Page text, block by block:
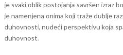
je svaki oblik postojanja savršen izraz
je namenjena onima koji traže dublje
duhovnosti, nudeći perspektivu koja
duhovnost.